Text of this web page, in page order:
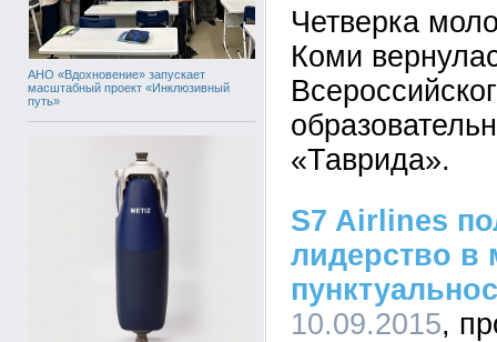
АНО «Вдохновение» запускает
масштабный проект «Инклюзивный
путь»
Четверка
Коми
«Таврида».
S7 Airlines
лидерство в
10.09.2015